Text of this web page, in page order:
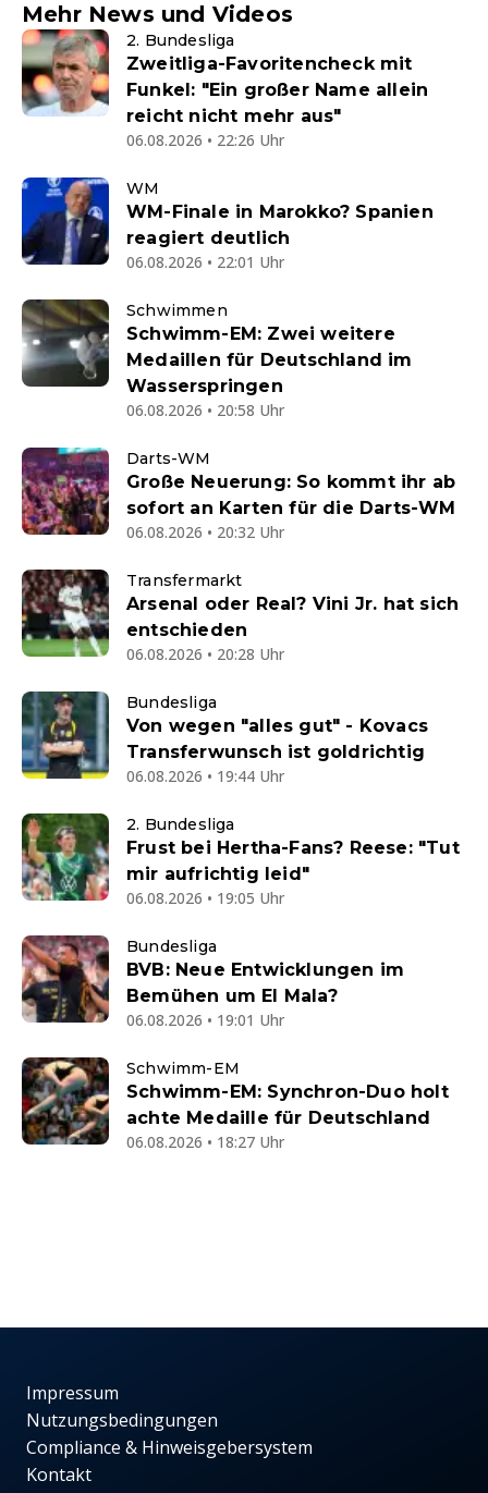
Mehr News und Videos
2. Bundesliga
Zweitliga-Favoritencheck mit
Funkel: "Ein großer Name allein
reicht nicht mehr aus"
06.08.2026 • 22:26 Uhr
WM
WM-Finale in Marokko? Spanien
reagiert deutlich
06.08.2026 • 22:01 Uhr
Schwimmen
Schwimm-EM: Zwei weitere
Medaillen für Deutschland im
Wasserspringen
06.08.2026 • 20:58 Uhr
Darts-WM
Große Neuerung: So kommt ihr ab
sofort an Karten für die Darts-WM
06.08.2026 • 20:32 Uhr
Transfermarkt
Arsenal oder Real? Vini Jr. hat sich
entschieden
06.08.2026 • 20:28 Uhr
Bundesliga
Von wegen "alles gut" - Kovacs
Transferwunsch ist goldrichtig
06.08.2026 • 19:44 Uhr
2. Bundesliga
Frust bei Hertha-Fans? Reese: "Tut
mir aufrichtig leid"
06.08.2026 • 19:05 Uhr
Bundesliga
BVB: Neue Entwicklungen im
Bemühen um El Mala?
06.08.2026 • 19:01 Uhr
Schwimm-EM
Schwimm-EM: Synchron-Duo holt
achte Medaille für Deutschland
06.08.2026 • 18:27 Uhr
Impressum
Nutzungsbedingungen
Compliance & Hinweisgebersystem
Kontakt